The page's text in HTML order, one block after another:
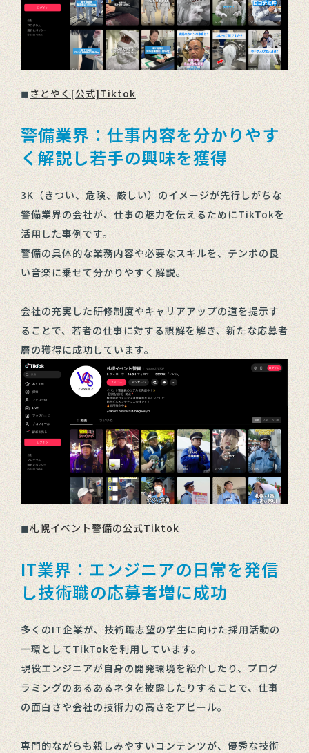
◼︎さとやく[公式]Tiktok
警備業界：仕事内容を分かりやす
く解説し若手の興味を獲得
3K（きつい、危険、厳しい）のイメージが先行しがちな
警備業界の会社が、仕事の魅力を伝えるためにTikTokを
活用した事例です。
警備の具体的な業務内容や必要なスキルを、テンポの良
い音楽に乗せて分かりやすく解説。
会社の充実した研修制度やキャリアアップの道を提示す
ることで、若者の仕事に対する誤解を解き、新たな応募者
層の獲得に成功しています。
◼︎札幌イベント警備の公式Tiktok
IT業界：エンジニアの日常を発信
し技術職の応募者増に成功
多くのIT企業が、技術職志望の学生に向けた採用活動の
一環としてTikTokを利用しています。
現役エンジニアが自身の開発環境を紹介したり、プログ
ラミングのあるあるネタを披露したりすることで、仕事
の面白さや会社の技術力の高さをアピール。
専門的ながらも親しみやすいコンテンツが、優秀な技術